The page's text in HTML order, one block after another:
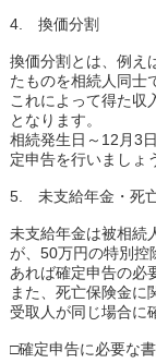
4. 換価分割
換価分割とは、例え
たものを相続人同士
これによって得た収
となります。
相続発生日～12月3
定申告を行いましょ
5. 未支給年金・死
未支給年金は被相続
が、50万円の特別控
あれば確定申告の必
また、死亡保険金に
受取人が同じ場合に
□確定申告に必要な